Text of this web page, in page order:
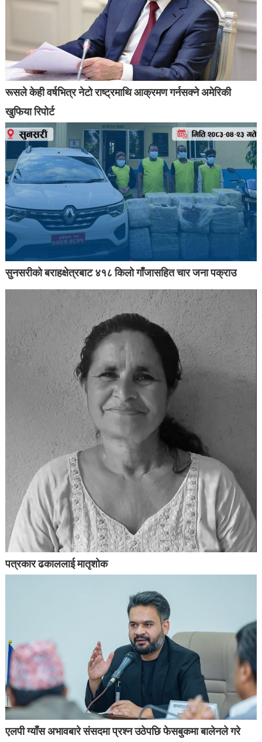
रूसले केही वर्षभित्र नेटो राष्ट्रमाथि आक्रमण गर्नसक्ने अमेरिकी
खुफिया रिपोर्ट
सुनसरीको बराहक्षेत्रबाट ४१८ किलो गाँजासहित चार जना पक्राउ
पत्रकार ढकाललाई मातृशोक
एलपी ग्याँस अभावबारे संसदमा प्रश्न उठेपछि फेसबुकमा बालेनले गरे